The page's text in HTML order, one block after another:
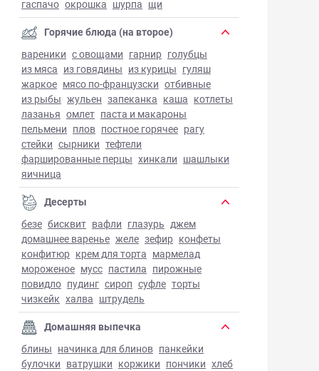
гаспачо окрошка шурпа щи
Горячие блюда (на второе)
вареники с овощами гарнир голубцы
из мяса из говядины из курицы гуляш
жаркое мясо по-французски отбивные
из рыбы жульен запеканка каша котлеты
лазанья омлет паста и макароны
пельмени плов постное горячее рагу
стейки сырники тефтели
фаршированные перцы хинкали шашлыки
яичница
Десерты
безе бисквит вафли глазурь джем
домашнее варенье желе зефир конфеты
конфитюр крем для торта мармелад
мороженое мусс пастила пирожные
повидло пудинг сироп суфле торты
чизкейк халва штрудель
Домашняя выпечка
блины начинка для блинов панкейки
булочки ватрушки коржики пончики хлеб